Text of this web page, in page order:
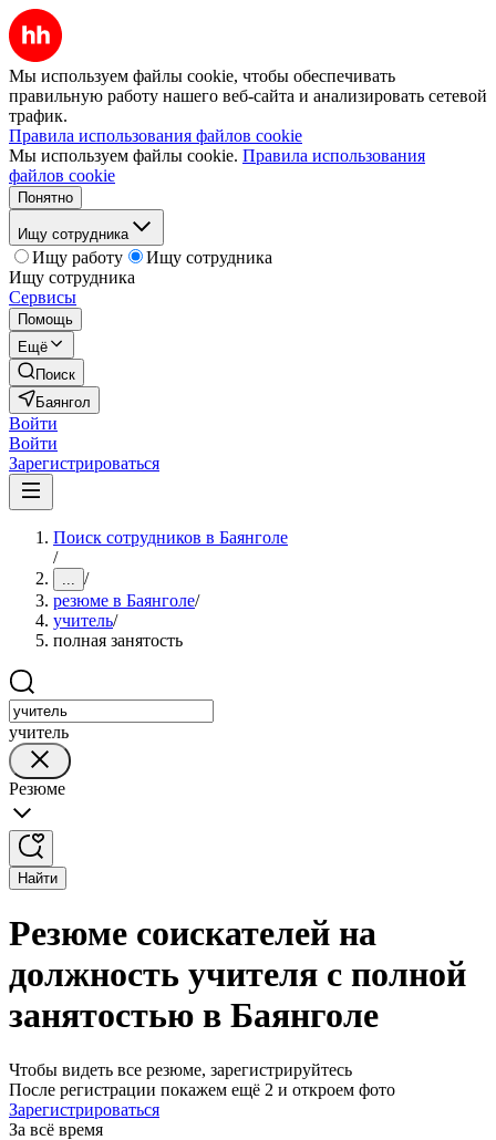
Мы используем файлы cookie, чтобы обеспечивать
правильную работу нашего веб-сайта и анализировать сетевой
трафик.
Правила использования файлов cookie
Мы используем файлы cookie. Правила использования
файлов cookie
Понятно
Ищу сотрудника
Ищу работу
Ищу сотрудника
Ищу сотрудника
Сервисы
Помощь
Ещё
Поиск
Баянгол
Войти
Войти
Зарегистрироваться
Поиск сотрудников в Баянголе
/
... /
резюме в Баянголе/
учитель/
полная занятость
учитель
Резюме
Найти
Резюме соискателей на
должность учителя с полной
занятостью в Баянголе
Чтобы видеть все резюме, зарегистрируйтесь
После регистрации покажем ещё 2 и откроем фото
Зарегистрироваться
За всё время